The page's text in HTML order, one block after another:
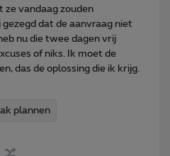
vandaag zouden
dat de aanvraag niet
nu die twee dagen vrij
of niks. Ik moet de
das de oplossing die ik krijg.
plannen